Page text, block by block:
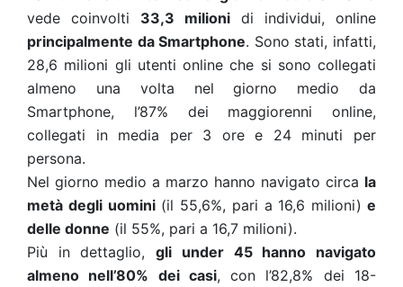
vede coinvolti 33,3 milioni di individui, online
principalmente da Smartphone. Sono stati, infatti,
28,6 milioni gli utenti online che si sono collegati
almeno una volta nel giorno medio da
Smartphone, l’87% dei maggiorenni online,
collegati in media per 3 ore e 24 minuti per
persona.
Nel giorno medio a marzo hanno navigato circa la
metà degli uomini(il 55,6%, pari a 16,6 milioni) e
delle donne (il 55%, pari a 16,7 milioni).
Più in dettaglio,gli under 45 hanno navigato
almeno nell’80% dei casi, con l’82,8% dei 18-